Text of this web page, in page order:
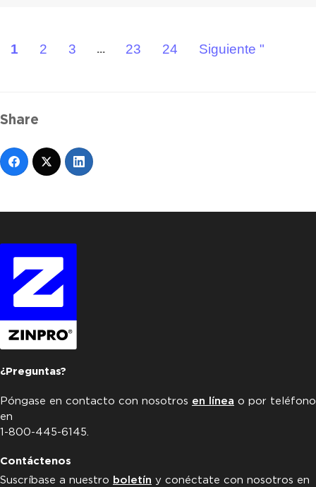
1 2 3 ... 23 24 Siguiente "
Share
¿Preguntas?
Póngase en contacto con nosotros en línea o por teléfono
en
1-800-445-6145.
Contáctenos
Suscríbase a nuestro boletín y conéctate con nosotros en